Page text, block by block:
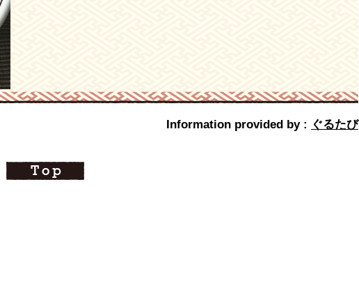
Information provided by : ぐるたび